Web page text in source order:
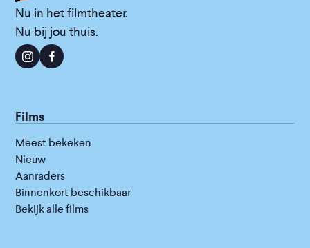
Nu in het filmtheater.
Nu bij jou thuis.
Films
Meest bekeken
Nieuw
Aanraders
Binnenkort beschikbaar
Bekijk alle films